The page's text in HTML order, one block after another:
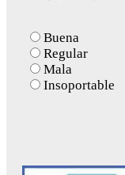
Buena
Regular
Mala
Insoportable